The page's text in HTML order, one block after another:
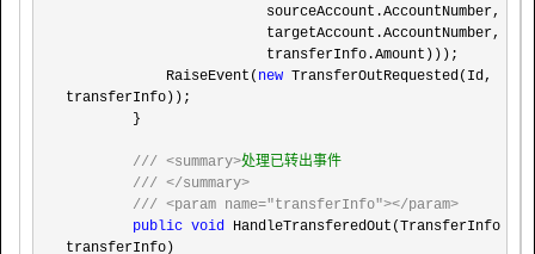
            RaiseEvent(
new TransferOutRequested(Id,
transferInfo));
/// <summary>处理已转出事件
/// </summary>
/// <param name="transferInfo"></param>
public void HandleTransferedOut(TransferInfo
transferInfo)